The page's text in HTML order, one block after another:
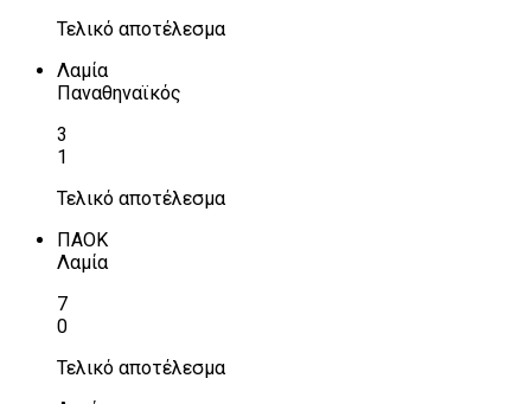
Τελικό αποτέλεσμα
Λαμία
Παναθηναϊκός
3
1
Τελικό αποτέλεσμα
ΠΑΟΚ
Λαμία
7
0
Τελικό αποτέλεσμα